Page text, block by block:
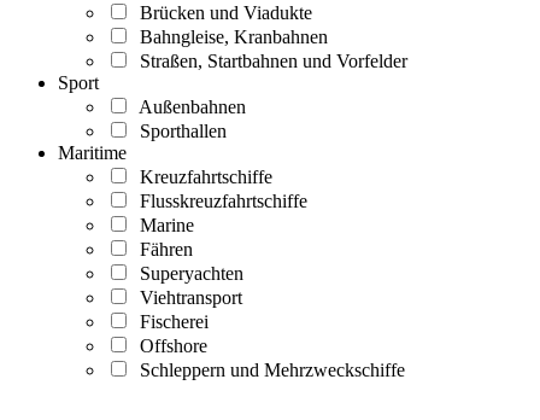
Brücken und Viadukte
Bahngleise, Kranbahnen
Straßen, Startbahnen und Vorfelder
Sport
Außenbahnen
Sporthallen
Maritime
Kreuzfahrtschiffe
Flusskreuzfahrtschiffe
Marine
Fähren
Superyachten
Viehtransport
Fischerei
Offshore
Schleppern und Mehrzweckschiffe